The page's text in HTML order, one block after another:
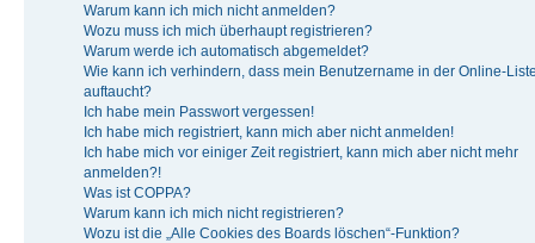
Warum kann ich mich nicht anmelden?
Wozu muss ich mich überhaupt registrieren?
Warum werde ich automatisch abgemeldet?
Wie kann ich verhindern, dass mein Benutzername in der Online-
auftaucht?
Ich habe mein Passwort vergessen!
Ich habe mich registriert, kann mich aber nicht anmelden!
Ich habe mich vor einiger Zeit registriert, kann mich aber nicht mehr
anmelden?!
Was ist COPPA?
Warum kann ich mich nicht registrieren?
Wozu ist die „Alle Cookies des Boards löschen“-Funktion?